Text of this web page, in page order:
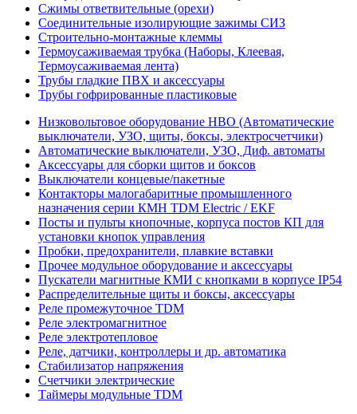
Сжимы ответвительные (орехи)
Соединительные изолирующие зажимы СИЗ
Строительно-монтажные клеммы
Термоусаживаемая трубка (Наборы, Клеевая,
Термоусаживаемая лента)
Трубы гладкие ПВХ и аксессуары
Трубы гофрированные пластиковые
Низковольтовое оборудование НВО (Автоматические
выключатели, УЗО, щиты, боксы, электросчетчики)
Автоматические выключатели, УЗО, Диф. автоматы
Аксессуары для сборки щитов и боксов
Выключатели концевые/пакетные
Контакторы малогабаритные промышленного
назначения серии КМН TDM Electric / EKF
Посты и пульты кнопочные, корпуса постов КП для
установки кнопок управления
Пробки, предохранители, плавкие вставки
Прочее модульное оборудование и аксессуары
Пускатели магнитные КМИ с кнопками в корпусе IP54
Распределительные щиты и боксы, аксессуары
Реле промежуточное TDM
Реле электромагнитное
Реле электротепловое
Реле, датчики, контроллеры и др. автоматика
Стабилизатор напряжения
Счетчики электрические
Таймеры модульные TDM